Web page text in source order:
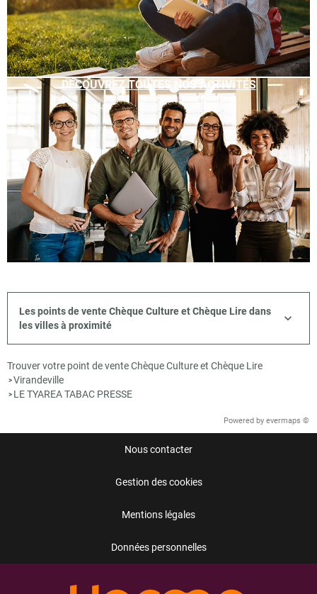
DÉCOUVREZ TOUTES NOS ACTIVITÉS
Les points de vente Chèque Culture et Chèque Lire dans
les villes à proximité
Trouver votre point de vente Chèque Culture et Chèque Lire
>Virandeville
> LE TYAREA TABAC PRESSE
Powered by evermaps ©
Nous contacter
Gestion des cookies
Mentions légales
Données personnelles